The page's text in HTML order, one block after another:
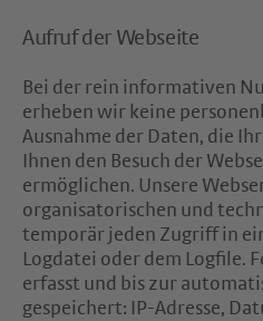
Aufruf der Webseite
Bei der rein informativen
erheben wir keine
Ausnahme der Daten, die
Ihnen den Besuch der
ermöglichen. Unsere
organisatorischen und
temporär jeden Zugriff in
Logdatei oder dem Logfile.
erfasst und bis zur
gespeichert: IP-Adresse,